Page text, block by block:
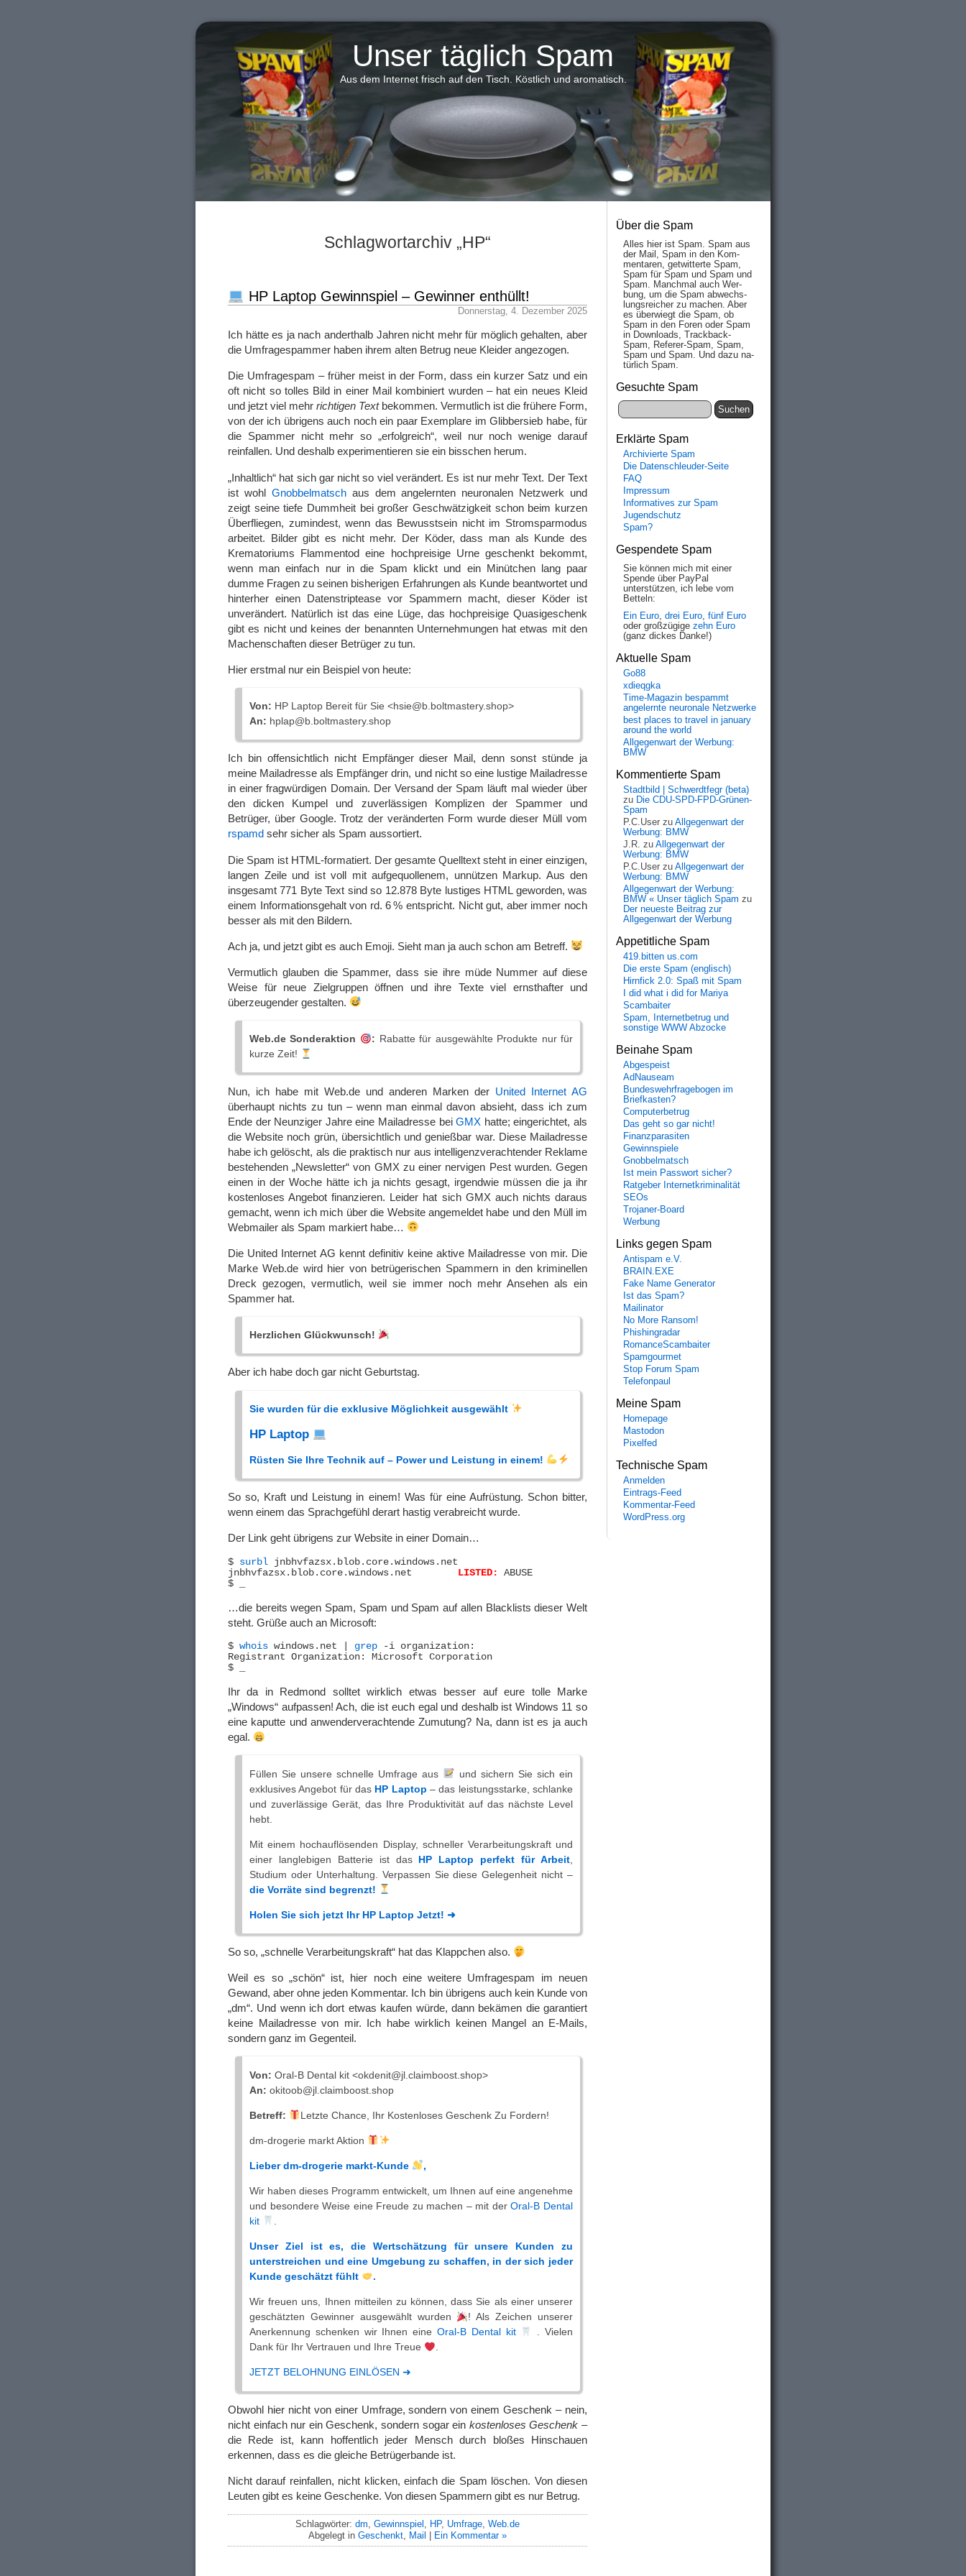
Unser täglich Spam
Aus dem Internet frisch auf den Tisch. Köstlich und aromatisch.
Schlagwortarchiv „HP“
HP Laptop Gewinnspiel – Gewinner enthüllt!
Donnerstag, 4. Dezember 2025
Ich hätte es ja nach anderthalb Jahren nicht mehr für möglich gehalten, aber
die Umfragespammer haben ihrem alten Betrug neue Kleider angezogen.
Die Umfragespam – früher meist in der Form, dass ein kurzer Satz und ein
oft nicht so tolles Bild in einer Mail kombiniert wurden – hat ein neues Kleid
und jetzt viel mehr richtigen Textbekommen. Vermutlich ist die frühere Form,
von der ich übrigens auch noch ein paar Exemplare im Glibbersieb habe, für
die Spammer nicht mehr so „erfolgreich“, weil nur noch wenige darauf
reinfallen. Und deshalb experimentieren sie ein bisschen herum.
„Inhaltlich“ hat sich gar nicht so viel verändert. Es ist nur mehr Text. Der Text
ist wohl Gnobbelmatschaus dem angelernten neuronalen Netzwerk und
zeigt seine tiefe Dummheit bei großer Geschwätzigkeit schon beim kurzen
Überfliegen, zumindest, wenn das Bewusstsein nicht im Stromsparmodus
arbeitet. Bilder gibt es nicht mehr. Der Köder, dass man als Kunde des
Krematoriums Flammentod eine hochpreisige Urne geschenkt bekommt,
wenn man einfach nur in die Spam klickt und ein Minütchen lang paar
dumme Fragen zu seinen bisherigen Erfahrungen als Kunde beantwortet und
hinterher einen Datenstriptease vor Spammern macht, dieser Köder ist
unverändert. Natürlich ist das eine Lüge, das hochpreisige Quasigeschenk
gibt es nicht und keines der benannten Unternehmungen hat etwas mit den
Machenschaften dieser Betrüger zu tun.
Hier erstmal nur ein Beispiel von heute:
Von: HP Laptop Bereit für Sie <hsie@b.boltmastery.shop>
An: hplap@b.boltmastery.shop
Ich bin offensichtlich nicht Empfänger dieser Mail, denn sonst stünde ja
meine Mailadresse als Empfänger drin, und nicht so eine lustige Mailadresse
in einer fragwürdigen Domain. Der Versand der Spam läuft mal wieder über
den dicken Kumpel und zuverlässigen Komplizen der Spammer und
Betrüger, über Google. Trotz der veränderten Form wurde dieser Müll vom
rspamd sehr sicher als Spam aussortiert.
Die Spam ist HTML-formatiert. Der gesamte Quelltext steht in einer einzigen,
langen Zeile und ist voll mit aufgequollenem, unnützen Markup. Aus den
insgesamt 771 Byte Text sind so 12.878 Byte lustiges HTML geworden, was
einem Informationsgehalt von rd. 6 % entspricht. Nicht gut, aber immer noch
besser als mit den Bildern.
Ach ja, und jetzt gibt es auch Emoji. Sieht man ja auch schon am Betreff.
Vermutlich glauben die Spammer, dass sie ihre müde Nummer auf diese
Weise für neue Zielgruppen öffnen und ihre Texte viel ernsthafter und
überzeugender gestalten.
Web.de Sonderaktion : Rabatte für ausgewählte Produkte nur für
kurze Zeit!
Nun, ich habe mit Web.de und anderen Marken der United Internet AG
überhaupt nichts zu tun – wenn man einmal davon absieht, dass ich zum
Ende der Neunziger Jahre eine Mailadresse beiGMX hatte; eingerichtet, als
die Website noch grün, übersichtlich und genießbar war. Diese Mailadresse
habe ich gelöscht, als die praktisch nur aus intelligenzverachtender Reklame
bestehenden „Newsletter“ von GMX zu einer nervigen Pest wurden. Gegen
einen in der Woche hätte ich ja nichts gesagt, irgendwie müssen die ja ihr
kostenloses Angebot finanzieren. Leider hat sich GMX auch nichts daraus
gemacht, wenn ich mich über die Website angemeldet habe und den Müll im
Webmailer als Spam markiert habe…
Die United Internet AG kennt definitiv keine aktive Mailadresse von mir. Die
Marke Web.de wird hier von betrügerischen Spammern in den kriminellen
Dreck gezogen, vermutlich, weil sie immer noch mehr Ansehen als ein
Spammer hat.
Herzlichen Glückwunsch!
Aber ich habe doch gar nicht Geburtstag.
Sie wurden für die exklusive Möglichkeit ausgewählt
HP Laptop
Rüsten Sie Ihre Technik auf – Power und Leistung in einem!
So so, Kraft und Leistung in einem! Was für eine Aufrüstung. Schon bitter,
wenn einem das Sprachgefühl derart hastig verabreicht wurde.
Der Link geht übrigens zur Website in einer Domain…
$ surbl jnbhvfazsx.blob.core.windows.net
LISTED:
ABUSE
…die bereits wegen Spam, Spam und Spam auf allen Blacklists dieser Welt
steht. Grüße auch an Microsoft:
$ whois windows.net | grep -i organization:
Registrant Organization: Microsoft Corporation
Ihr da in Redmond solltet wirklich etwas besser auf eure tolle Marke
„Windows“ aufpassen! Ach, die ist euch egal und deshalb ist Windows 11 so
eine kaputte und anwenderverachtende Zumutung? Na, dann ist es ja auch
egal.
Füllen Sie unsere schnelle Umfrage aus
und sichern Sie sich ein
exklusives Angebot für das HP Laptop – das leistungsstarke, schlanke
und zuverlässige Gerät, das Ihre Produktivität auf das nächste Level
hebt.
Mit einem hochauflösenden Display, schneller Verarbeitungskraft und
einer langlebigen Batterie ist das HP Laptop perfekt für Arbeit
Studium oder Unterhaltung. Verpassen Sie diese Gelegenheit nicht –
die Vorräte sind begrenzt!
Holen Sie sich jetzt Ihr HP Laptop Jetzt! ➜
So so, „schnelle Verarbeitungskraft“ hat das Klappchen also.
Weil es so „schön“ ist, hier noch eine weitere Umfragespam im neuen
Gewand, aber ohne jeden Kommentar. Ich bin übrigens auch kein Kunde von
„dm“. Und wenn ich dort etwas kaufen würde, dann bekämen die garantiert
keine Mailadresse von mir. Ich habe wirklich keinen Mangel an E-Mails,
sondern ganz im Gegenteil.
Von: Oral-B Dental kit <okdenit@jl.claimboost.shop>
An: okitoob@jl.claimboost.shop
Betreff: Letzte Chance, Ihr Kostenloses Geschenk Zu Fordern!
dm-drogerie markt Aktion
Lieber dm-drogerie markt-Kunde ,
Wir haben dieses Programm entwickelt, um Ihnen auf eine angenehme
und besondere Weise eine Freude zu machen – mit derOral-B Dental
kit
Unser Ziel ist es, die Wertschätzung für unsere Kunden zu
unterstreichen und eine Umgebung zu schaffen, in der sich jeder
Kunde geschätzt fühlt
.
Wir freuen uns, Ihnen mitteilen zu können, dass Sie als einer unserer
geschätzten Gewinner ausgewählt wurden
! Als Zeichen unserer
Anerkennung schenken wir Ihnen eine Oral-B Dental kit
. Vielen
Dank für Ihr Vertrauen und Ihre Treue
.
JETZT BELOHNUNG EINLÖSEN ➜
Obwohl hier nicht von einer Umfrage, sondern von einem Geschenk – nein,
nicht einfach nur ein Geschenk, sondern sogar ein kostenloses Geschenk –
die Rede ist, kann hoffentlich jeder Mensch durch bloßes Hinschauen
erkennen, dass es die gleiche Betrügerbande ist.
Nicht darauf reinfallen, nicht klicken, einfach die Spam löschen. Von diesen
Leuten gibt es keine Geschenke. Von diesen Spammern gibt es nur Betrug.
Schlagwörter: dm, Gewinnspiel , HP, Umfrage, Web.de
Abgelegt in Geschenkt, Mail Ein Kommentar »
Über die Spam
Alles hier ist Spam. Spam aus
der Mail, Spam in den Kom­
men­taren, ge­twit­ter­te Spam,
Spam für Spam und Spam und
Spam. Manch­mal auch Wer­
bung, um die Spam ab­wechs­
lungs­reich­er zu mach­en. Aber
es über­wiegt die Spam, ob
Spam in den Fo­ren oder Spam
in Down­loads, Track­back-
Spam, Re­fe­rer-Spam, Spam,
Spam und Spam. Und da­zu na­
tür­lich Spam.
Gesuchte Spam
Erklärte Spam
Archivierte Spam
Die Datenschleuder-Seite
FAQ
Impressum
Informatives zur Spam
Jugendschutz
Spam?
Gespendete Spam
Sie können mich mit einer
Spende über PayPal
unterstützen, ich lebe vom
Betteln:
Ein Euro, drei Euro, fünf Euro
oder großzügige zehn Euro
(ganz dickes Danke!)
Aktuelle Spam
Go88
xdieqgka
Time-Magazin bespammt
angelernte neuronale Netzwerke
best places to travel in january
around the world
Allgegenwart der Werbung:
BMW
Kommentierte Spam
Stadtbild | Schwerdtfegr (beta)
zu Die CDU-SPD-FPD-Grünen-
Spam
P.C.User zu Allgegenwart der
Werbung: BMW
J.R. zu Allgegenwart der
Werbung: BMW
P.C.User zu Allgegenwart der
Werbung: BMW
Allgegenwart der Werbung:
BMW « Unser täglich Spam zu
Der neueste Beitrag zur
Allgegenwart der Werbung
Appetitliche Spam
419.bitten us.com
Die erste Spam (englisch)
Hirnfick 2.0: Spaß mit Spam
I did what i did for Mariya
Scambaiter
Spam, Internetbetrug und
sonstige WWW Abzocke
Beinahe Spam
Abgespeist
AdNauseam
Bundeswehrfragebogen im
Briefkasten?
Computerbetrug
Das geht so gar nicht!
Finanzparasiten
Gewinnspiele
Gnobbelmatsch
Ist mein Passwort sicher?
Ratgeber Internetkriminalität
SEOs
Trojaner-Board
Werbung
Links gegen Spam
Antispam e.V.
BRAIN.EXE
Fake Name Generator
Ist das Spam?
Mailinator
No More Ransom!
Phishingradar
RomanceScambaiter
Spamgourmet
Stop Forum Spam
Telefonpaul
Meine Spam
Homepage
Mastodon
Pixelfed
Technische Spam
Anmelden
Eintrags-Feed
Kommentar-Feed
WordPress.org